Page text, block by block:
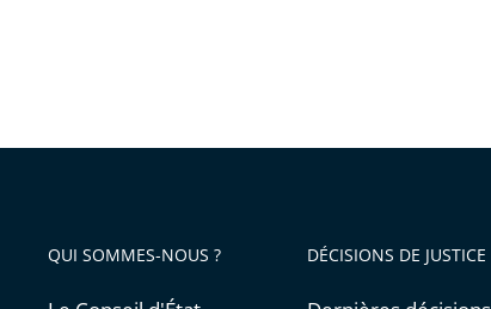
QUI SOMMES-NOUS ? DÉCISIONS DE JUSTICE